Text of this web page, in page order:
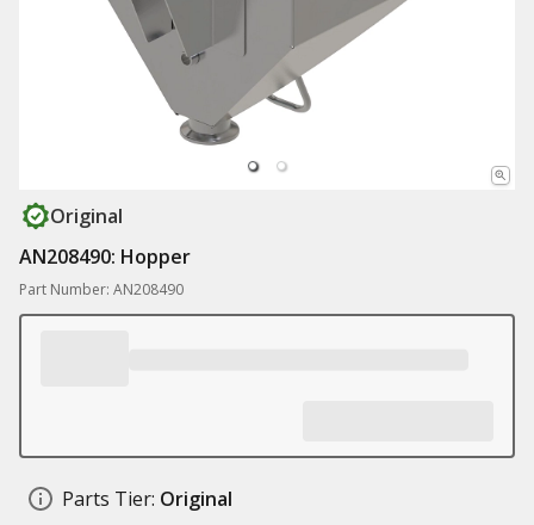
Original
AN208490: Hopper
Part Number: AN208490
Parts Tier: Original